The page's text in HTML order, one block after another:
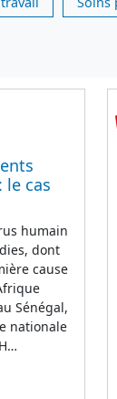
le cas
humain
dont
cause
Sénégal,
nationale